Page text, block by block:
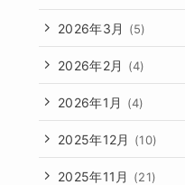
2026年3月 (5)
2026年2月 (4)
2026年1月 (4)
2025年12月 (10)
2025年11月 (21)